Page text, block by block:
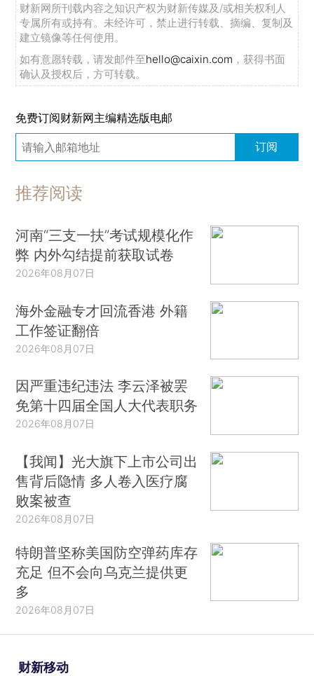
财新网所刊载内容之知识产权为财新传媒及/或相关权利人
专属所有或持有。未经许可，禁止进行转载、摘编、复制及
建立镜像等任何使用。
如有意愿转载，请发邮件至hello@caixin.com ，获得书面
确认及授权后，方可转载。
免费订阅财新网主编精选版电邮
订阅
推荐阅读
河南“三支一扶”考试规模化作
弊 内外勾结提前获取试卷
2026年08月07日
海外金融专才回流香港 外籍
工作签证翻倍
2026年08月07日
因严重违纪违法 李云泽被罢
免第十四届全国人大代表职务
2026年08月07日
【我闻】光大旗下上市公司出
售背后隐情 多人卷入医疗腐
败案被查
2026年08月07日
特朗普坚称美国防空弹药库存
充足 但不会向乌克兰提供更
多
2026年08月07日
财新移动